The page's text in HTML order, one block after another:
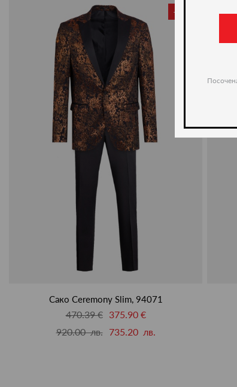
-20%
Сако Ceremony Slim, 94071
470.39 €
375.90 €
920.00 лв.
735.20 лв.